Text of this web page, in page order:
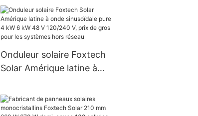
1500W
Onduleur solaire Foxtech
Solar Amérique latine à
kW 6 kW 48 V 120/240 V,
prix de gros pour les